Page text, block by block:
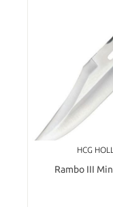
HCG
Rambo III